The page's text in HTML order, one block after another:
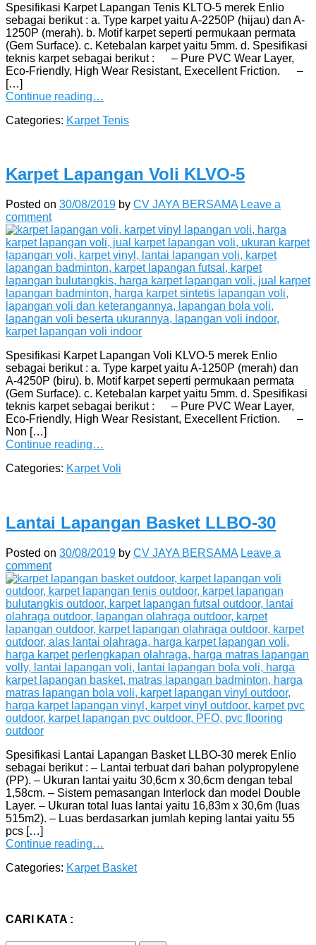
Spesifikasi Karpet Lapangan Tenis KLTO-5 merek Enlio
sebagai berikut : a. Type karpet yaitu A-2250P (hijau) dan A-
1250P (merah). b. Motif karpet seperti permukaan permata
(Gem Surface). c. Ketebalan karpet yaitu 5mm. d. Spesifikasi
teknis karpet sebagai berikut : – Pure PVC Wear Layer,
Eco-Friendly, High Wear Resistant, Execellent Friction. –
[…]
Continue reading…
Categories: Karpet Tenis
Karpet Lapangan Voli KLVO-5
Posted on 30/08/2019 by CV JAYA BERSAMA Leave a
comment
Spesifikasi Karpet Lapangan Voli KLVO-5 merek Enlio
sebagai berikut : a. Type karpet yaitu A-1250P (merah) dan
A-4250P (biru). b. Motif karpet seperti permukaan permata
(Gem Surface). c. Ketebalan karpet yaitu 5mm. d. Spesifikasi
teknis karpet sebagai berikut : – Pure PVC Wear Layer,
Eco-Friendly, High Wear Resistant, Execellent Friction. –
Non […]
Continue reading…
Categories: Karpet Voli
Lantai Lapangan Basket LLBO-30
Posted on 30/08/2019 by CV JAYA BERSAMA Leave a
comment
Spesifikasi Lantai Lapangan Basket LLBO-30 merek Enlio
sebagai berikut : – Lantai terbuat dari bahan polypropylene
(PP). – Ukuran lantai yaitu 30,6cm x 30,6cm dengan tebal
1,58cm. – Sistem pemasangan Interlock dan model Double
Layer. – Ukuran total luas lantai yaitu 16,83m x 30,6m (luas
515m2). – Luas berdasarkan jumlah keping lantai yaitu 55
pcs […]
Continue reading…
Categories: Karpet Basket
CARI KATA :